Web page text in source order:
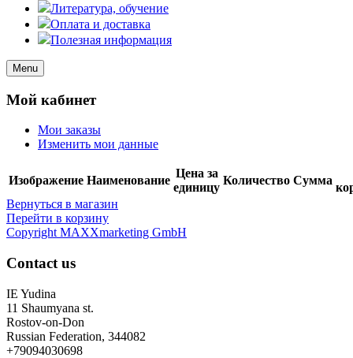
Литература, обучение
Оплата и доставка
Полезная информация
Menu
Мой кабинет
Мои заказы
Изменить мои данные
Изображение Наименование
Цена за
единицу
Количество Сумма
Вернуться в магазин
Перейти в корзину
Copyright MAXXmarketing GmbH
Contact us
IE Yudina
11 Shaumyana st.
Rostov-on-Don
Russian Federation, 344082
+79094030698